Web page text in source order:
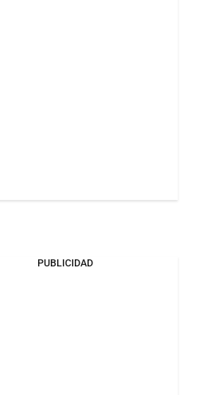
PUBLICIDAD